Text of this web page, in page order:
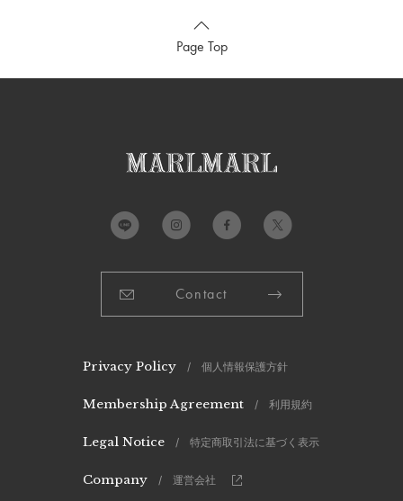
ポリエステル100%
※蛍光増白剤入り洗剤はお避け下さい。
※アイロンの際は当て布をご使用ください。
※この製品は撥水加工が施されていますが、経年劣化により効
製造国：
Page Top
Contact
Privacy Policy / 個人情報保護方針
Membership Agreement / 利用規約
Legal Notice / 特定商取引法に基づく表示
Company / 運営会社